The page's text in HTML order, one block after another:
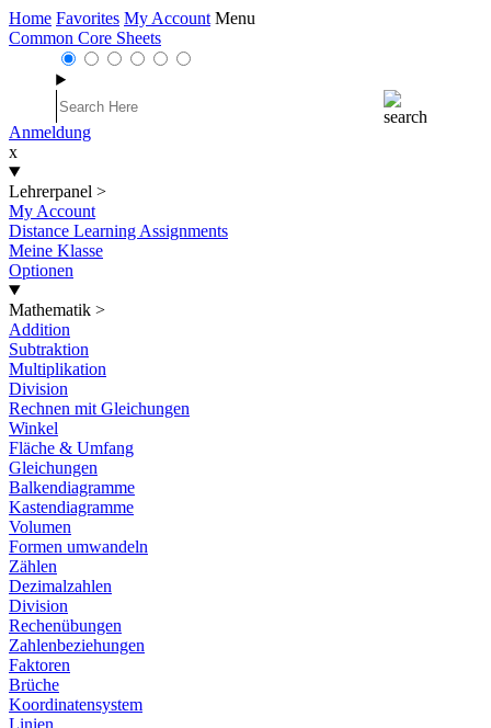
Home Favorites My Account Menu
Common Core Sheets
Anmeldung
x
Lehrerpanel >
My Account
Distance Learning Assignments
Meine Klasse
Optionen
Mathematik >
Addition
Subtraktion
Multiplikation
Division
Rechnen mit Gleichungen
Winkel
Fläche & Umfang
Gleichungen
Balkendiagramme
Kastendiagramme
Volumen
Formen umwandeln
Zählen
Dezimalzahlen
Division
Rechenübungen
Zahlenbeziehungen
Faktoren
Brüche
Koordinatensystem
Linien